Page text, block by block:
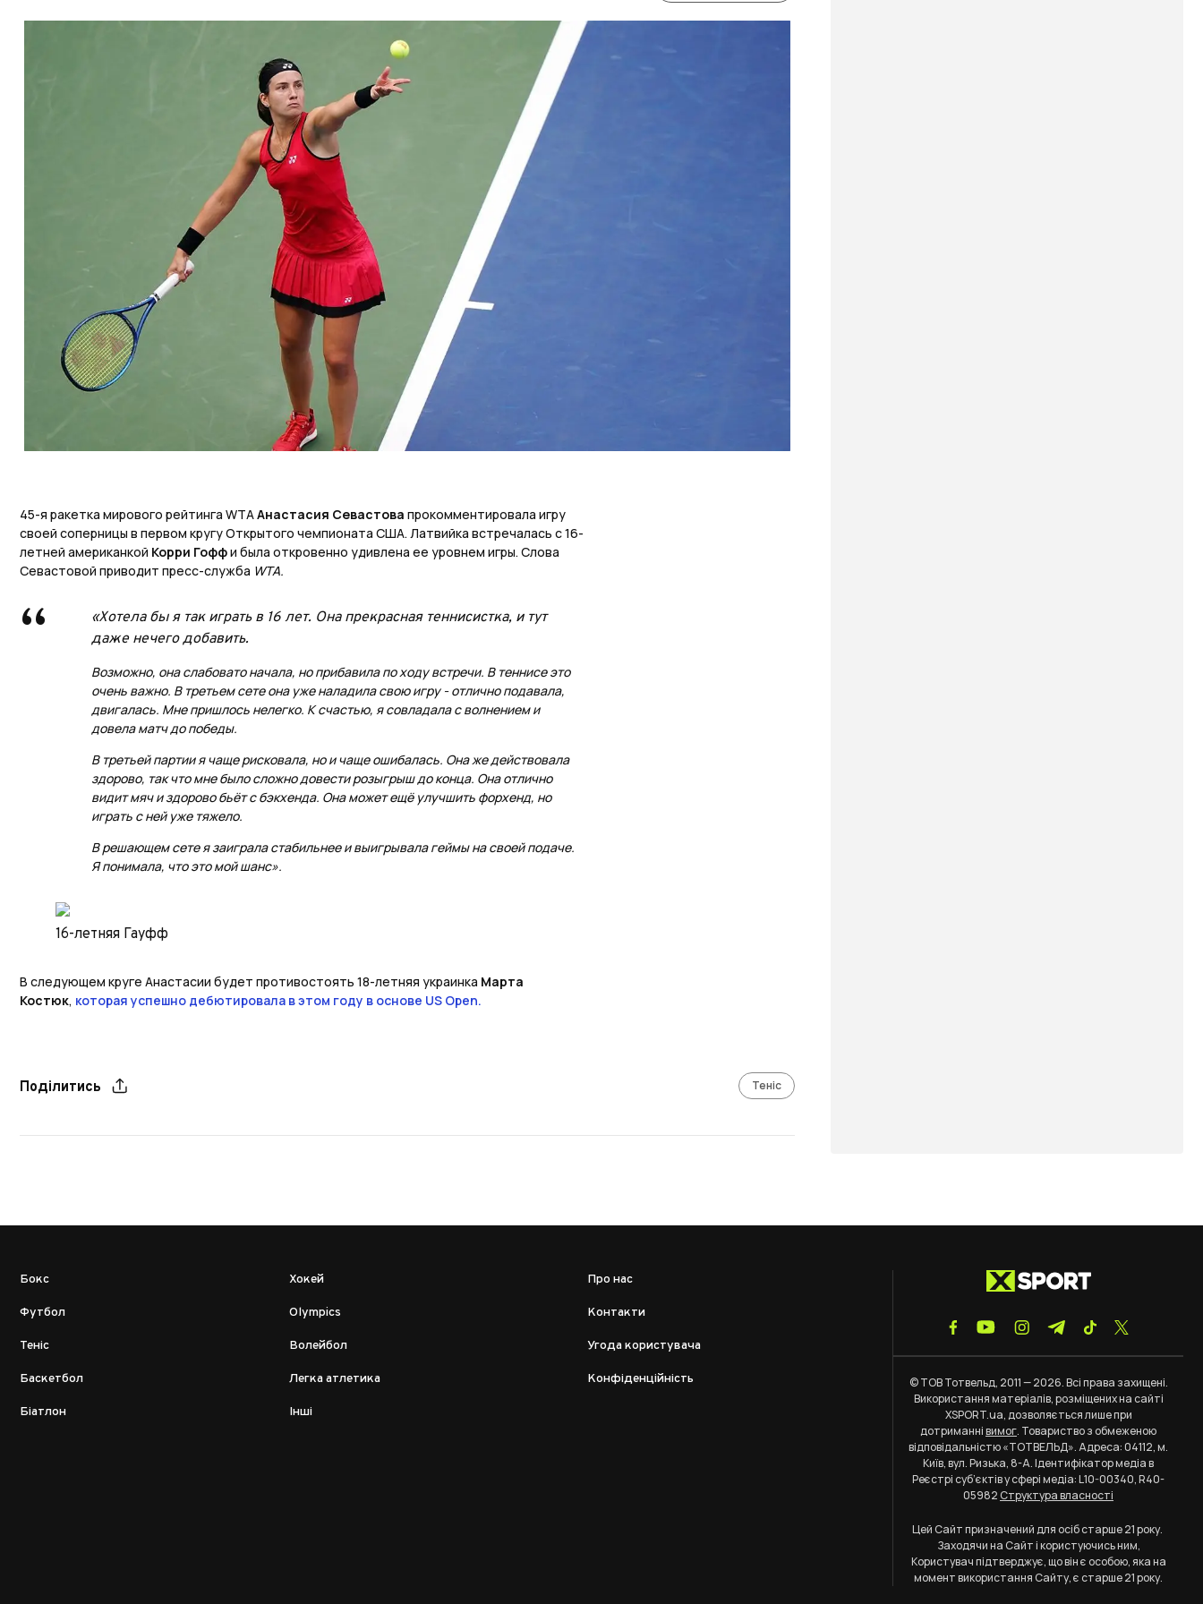
45-я ракетка мирового рейтинга WTAАнастасия Севастова прокомментировала игру
своей соперницы в первом кругу Открытого чемпионата США. Латвийка встречалась с 16-
летней американкой Корри Гоффи была откровенно удивлена ее уровнем игры. Слова
Севастовой приводит пресс-служба WTA.
«Хотела бы я так играть в 16 лет. Она прекрасная теннисистка, и тут
даже нечего добавить.
Возможно, она слабовато начала, но прибавила по ходу встречи. В теннисе это
очень важно. В третьем сете она уже наладила свою игру - отлично подавала,
двигалась. Мне пришлось нелегко. К счастью, я совладала с волнением и
довела матч до победы.
В третьей партии я чаще рисковала, но и чаще ошибалась. Она же действовала
здорово, так что мне было сложно довести розыгрыш до конца. Она отлично
видит мяч и здорово бьёт с бэкхенда. Она может ещё улучшить форхенд, но
играть с ней уже тяжело.
В решающем сете я заиграла стабильнее и выигрывала геймы на своей подаче.
Я понимала, что это мой шанс».
16-летняя Гауфф
В следующем круге Анастасии будет противостоять 18-летняя украинка Марта
Костюк, которая успешно дебютировала в этом году в основе US Open.
Поділитись Теніс
Бокс
Футбол
Теніс
Баскетбол
Біатлон
Хокей
Olympics
Волейбол
Легка атлетика
Інші
Про нас
Контакти
Угода користувача
Конфіденційність
© ТОВ Тотвельд, 2011 — 2026. Всі права захищені.
Використання матеріалів, розміщених на сайті
XSPORT.ua, дозволяється лише при
дотриманнівимог. Товариство з обмеженою
відповідальністю «ТОТВЕЛЬД». Адреса: 04112, м.
Київ, вул. Ризька, 8-А. Ідентифікатор медіа в
Реєстрі суб’єктів у сфері медіа: L10-00340, R40-
05982Структура власності
Цей Сайт призначений для осіб старше 21 року.
Заходячи на Сайт і користуючись ним,
Користувач підтверджує, що він є особою, яка на
момент використання Сайту, є старше 21 року.